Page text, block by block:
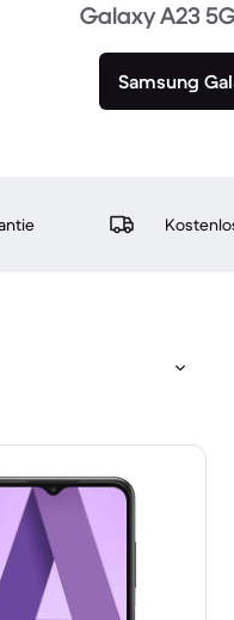
Galaxy A23
Samsung